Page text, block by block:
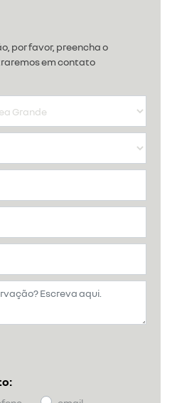
por favor, preencha o
em contato